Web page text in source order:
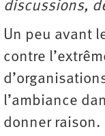
discussions,
Un peu avant
contre
l’ambiance
donner raison.